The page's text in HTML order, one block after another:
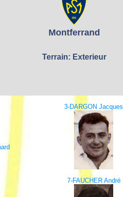
Montferrand
Terrain: Exterieur
3-DARGON Jacques
7-FAUCHER André